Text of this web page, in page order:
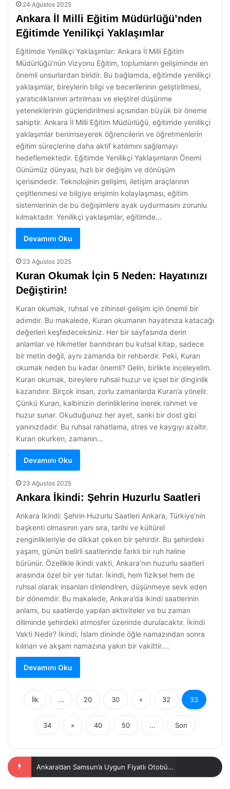
24 Ağustos 2025
Ankara İl Milli Eğitim Müdürlüğü’nden
Eğitimde Yenilikçi Yaklaşımlar
Eğitimde Yenilikçi Yaklaşımlar: Ankara İl Milli Eğitim
Müdürlüğü’nün Vizyonu Eğitim, toplumların gelişiminde en
önemli unsurlardan biridir. Bu bağlamda, eğitimde yenilikçi
yaklaşımlar, bireylerin bilgi ve becerilerinin geliştirilmesi,
yaratıcılıklarının artırılması ve eleştirel düşünme
yeteneklerinin güçlendirilmesi açısından büyük bir öneme
sahiptir. Ankara İl Milli Eğitim Müdürlüğü, eğitimde yenilikçi
yaklaşımlar benimseyerek öğrencilerin ve öğretmenlerin
eğitim süreçlerine daha aktif katılımını sağlamayı
hedeflemektedir. Eğitimde Yenilikçi Yaklaşımların Önemi
Günümüz dünyası, hızlı bir değişim ve dönüşüm
içerisindedir. Teknolojinin gelişimi, iletişim araçlarının
çeşitlenmesi ve bilgiye erişimin kolaylaşması, eğitim
sistemlerinin de bu değişimlere ayak uydurmasını zorunlu
kılmaktadır. Yenilikçi yaklaşımlar, eğitimde…
Devamını Oku
23 Ağustos 2025
Kuran Okumak İçin 5 Neden: Hayatınızı
Değiştirin!
Kuran okumak, ruhsal ve zihinsel gelişim için önemli bir
adımdır. Bu makalede, Kuran okumanın hayatınıza katacağı
değerleri keşfedeceksiniz. Her bir sayfasında derin
anlamlar ve hikmetler barındıran bu kutsal kitap, sadece
bir metin değil, aynı zamanda bir rehberdir. Peki, Kuran
okumak neden bu kadar önemli? Gelin, birlikte inceleyelim.
Kuran okumak, bireylere ruhsal huzur ve içsel bir dinginlik
kazandırır. Birçok insan, zorlu zamanlarda Kuran’a yönelir.
Çünkü Kuran, kalbinizin derinliklerine inerek rahmet ve
huzur sunar. Okuduğunuz her ayet, sanki bir dost gibi
yanınızdadır. Bu ruhsal rahatlama, stres ve kaygıyı azaltır.
Kuran okurken, zamanın…
Devamını Oku
23 Ağustos 2025
Ankara İkindi: Şehrin Huzurlu Saatleri
Ankara İkindi: Şehrin Huzurlu Saatleri Ankara, Türkiye’nin
başkenti olmasının yanı sıra, tarihi ve kültürel
zenginlikleriyle de dikkat çeken bir şehirdir. Bu şehirdeki
yaşam, günün belirli saatlerinde farklı bir ruh haline
bürünür. Özellikle ikindi vakti, Ankara’nın huzurlu saatleri
arasında özel bir yer tutar. İkindi, hem fiziksel hem de
ruhsal olarak insanları dinlendiren, düşünmeye sevk eden
bir dönemdir. Bu makalede, Ankara’da ikindi saatlerinin
anlamı, bu saatlerde yapılan aktiviteler ve bu zaman
diliminde şehirdeki atmosfer üzerinde durulacaktır. İkindi
Vakti Nedir? İkindi, İslam dininde öğle namazından sonra
kılınan ve akşam namazına yakın bir vakittir.…
Devamını Oku
İlk ... 20 30 « 32 33
34 » 40 50 ... Son
Ankara İftar Vakti Bugün